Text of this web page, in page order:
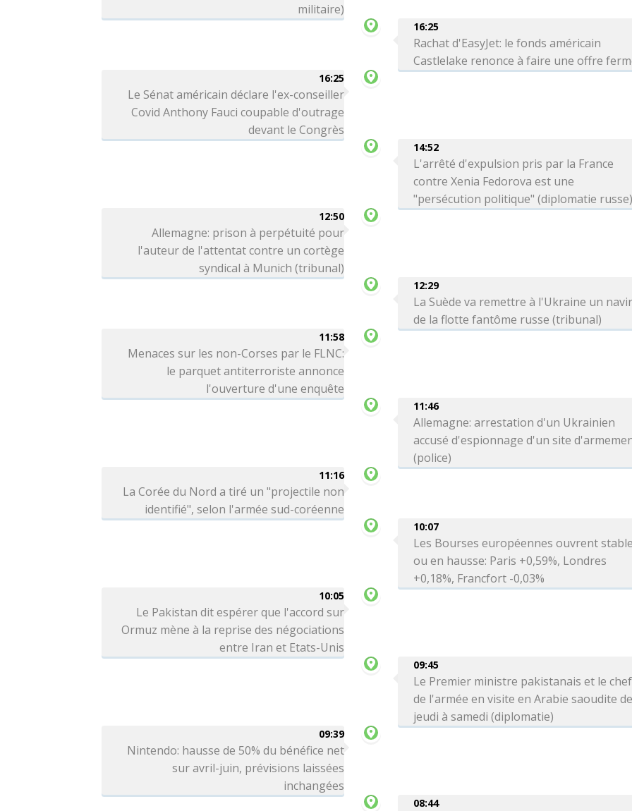
militaire)
16:25
Rachat d'EasyJet: le fonds américain
Castlelake renonce à faire une offre
16:25
Le Sénat américain déclare l'ex-conseiller
Covid Anthony Fauci coupable d'outrage
devant le Congrès
14:52
L'arrêté d'expulsion pris par la France
contre Xenia Fedorova est une
"persécution politique" (diplomatie
12:50
Allemagne: prison à perpétuité pour
l'auteur de l'attentat contre un cortège
syndical à Munich (tribunal)
12:29
La Suède va remettre à l'Ukraine un
de la flotte fantôme russe (tribunal)
11:58
Menaces sur les non-Corses par le FLNC:
le parquet antiterroriste annonce
l'ouverture d'une enquête
11:46
Allemagne: arrestation d'un Ukrainien
accusé d'espionnage d'un site
(police)
11:16
La Corée du Nord a tiré un "projectile non
identifié", selon l'armée sud-coréenne
10:07
Les Bourses européennes ouvrent
ou en hausse: Paris +0,59%, Londres
+0,18%, Francfort -0,03%
10:05
Le Pakistan dit espérer que l'accord sur
Ormuz mène à la reprise des négociations
entre Iran et Etats-Unis
09:45
Le Premier ministre pakistanais et le chef
de l'armée en visite en Arabie saoudite
jeudi à samedi (diplomatie)
09:39
Nintendo: hausse de 50% du bénéfice net
sur avril-juin, prévisions laissées
inchangées
08:44